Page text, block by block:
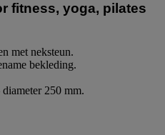
fitness, yoga, pilates
met neksteun.
bekleding.
250 mm.